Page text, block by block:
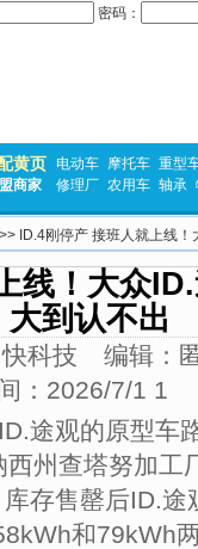
密码：
黄页 电动车 摩托车 重型
商家
修理厂 农用车 轴承
>> ID.4刚停产 接班人就上线
线！大众
大到认不出
快科技 编辑：
： 2026/7/1 1
途观的原型车
州查塔努加工
存售罄后ID.
和79kWh